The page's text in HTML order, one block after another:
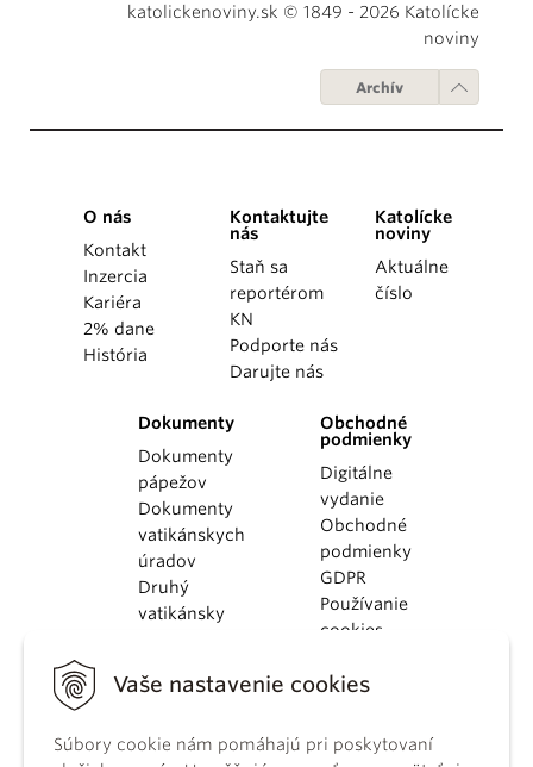
Vaše nastavenie cookies
Súbory cookie nám pomáhajú pri poskytovaní
katolickenoviny.sk © 1849 - 2026 Katolícke
noviny
Archív
O nás
Kontakt
Inzercia
Kariéra
2% dane
História
Kontaktujte
nás
Staň sa
reportérom
KN
Podporte nás
Darujte nás
Katolícke
noviny
Aktuálne
číslo
Dokumenty
Dokumenty
pápežov
Dokumenty
vatikánskych
úradov
Druhý
vatikánsky
KBS
kánonického
Obchodné
podmienky
Digitálne
vydanie
Obchodné
podmienky
GDPR
Používanie
cookies